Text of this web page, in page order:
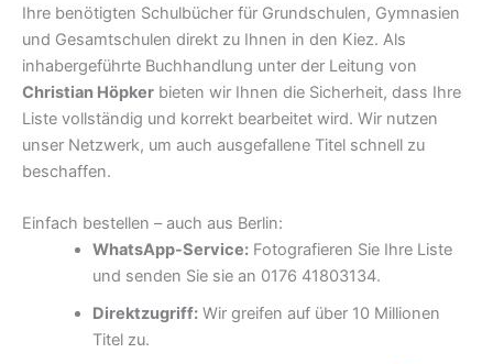
Ihre benötigten Schulbücher für Grundschulen, Gymnasien
und Gesamtschulen direkt zu Ihnen in den Kiez. Als
inhabergeführte Buchhandlung unter der Leitung von
Christian Höpker bieten wir Ihnen die Sicherheit, dass Ihre
Liste vollständig und korrekt bearbeitet wird. Wir nutzen
unser Netzwerk, um auch ausgefallene Titel schnell zu
beschaffen.
Einfach bestellen – auch aus Berlin:
WhatsApp-Service:Fotografieren Sie Ihre Liste
und senden Sie sie an 0176 41803134.
Direktzugriff:Wir greifen auf über 10 Millionen
Titel zu.